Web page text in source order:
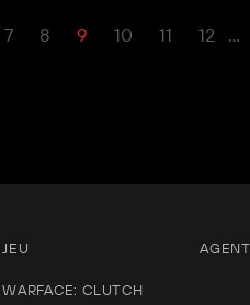
7 8 9 10 11 12 …
JEU
WARFACE: CLUTCH